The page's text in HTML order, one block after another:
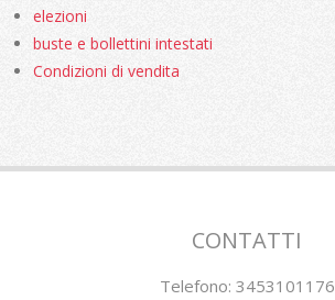
elezioni
buste e bollettini intestati
Condizioni di vendita
CONTATTI
Telefono: 3453101176